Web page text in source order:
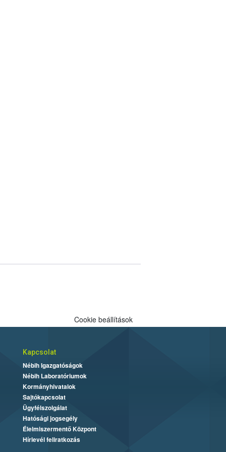
Cookie beállítások
Kapcsolat
Nébih Igazgatóságok
Nébih Laboratóriumok
Kormányhivatalok
Sajtókapcsolat
Ügyfélszolgálat
Hatósági jogsegély
Élelmiszermentő Központ
Hírlevél feliratkozás